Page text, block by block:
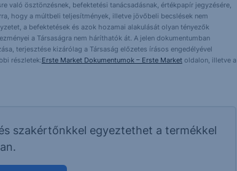
való ösztönzésnek, befektetési tanácsadásnak, értékpapír jegyzésére,
hogy a múltbeli teljesítmények, illetve jövőbeli becslések nem
a befektetések és azok hozamai alakulását olyan tényezők
a Társaságra nem háríthatók át. A jelen dokumentumban
terjesztése kizárólag a Társaság előzetes írásos engedélyével
részletek:Erste Market Dokumentumok – Erste Marketoldalon, illetve a
szakértőnkkel egyeztethet a termékkel